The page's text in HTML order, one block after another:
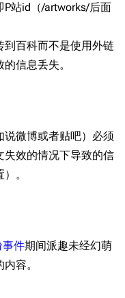
装备图鉴
装备属性一览
游戏动态
参与画师
配音演员
P站id（/artworks/后面
到百科而不是使用外链
信息丢失。
微博或者贴吧）必须
失效的情况下导致的信
。
事件期间派趣未经幻萌
容。